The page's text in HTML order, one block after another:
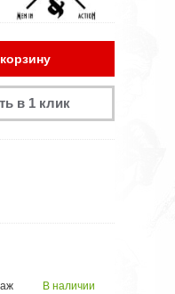
в 1 клик
В наличии